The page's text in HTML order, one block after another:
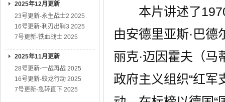
2025年12月更新
23号更新-永生战士2 2025
16号更新-利刃出鞘3 2025
7号更新-铁血战士 2025
2025年11月更新
28号更新-一战再战 2025
16号更新-蛟龙行动 2025
7号更新-急转直下 2025
本片讲述了1970
由安德里亚斯·巴
丽克·迈因霍夫（马
政府主义组织“红军